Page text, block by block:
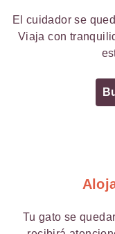
El cuidador se
Viaja con
Tu gato se